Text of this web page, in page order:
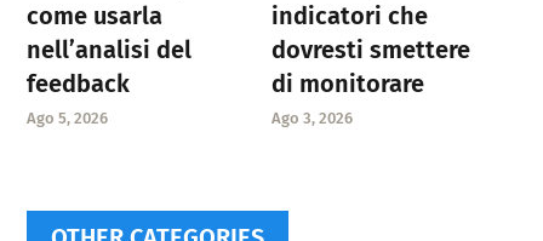
come usarla
nell’analisi del
feedback
Ago 5, 2026
indicatori che
dovresti smettere
di monitorare
Ago 3, 2026